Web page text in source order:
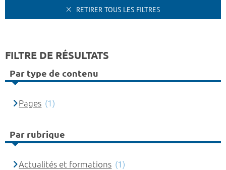
RETIRER TOUS LES FILTRES
FILTRE DE RÉSULTATS
Par type de contenu
Pages (1)
Par rubrique
Actualités et formations (1)